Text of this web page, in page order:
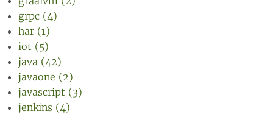
grpc (4)
har (1)
iot (5)
java (42)
javaone (2)
javascript (3)
jenkins (4)